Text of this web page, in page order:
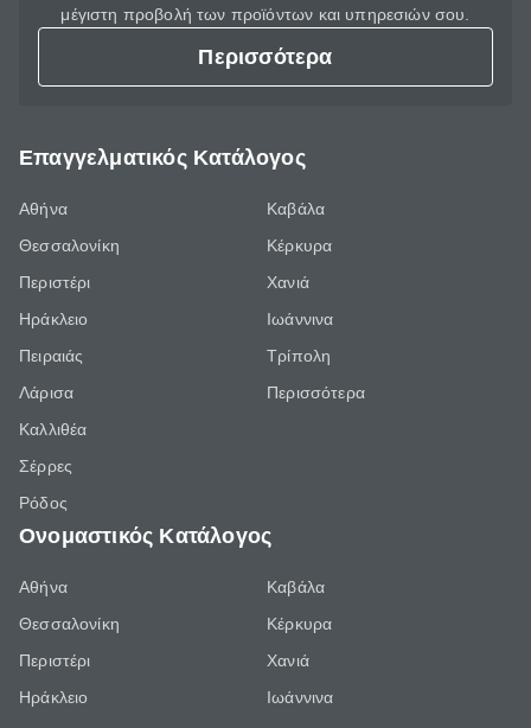
μέγιστη προβολή των προϊόντων και υπηρεσιών σου.
Περισσότερα
Επαγγελματικός Κατάλογος
Αθήνα
Θεσσαλονίκη
Περιστέρι
Ηράκλειο
Πειραιάς
Λάρισα
Καλλιθέα
Σέρρες
Ρόδος
Καβάλα
Κέρκυρα
Χανιά
Ιωάννινα
Τρίπολη
Περισσότερα
Ονομαστικός Κατάλογος
Αθήνα
Θεσσαλονίκη
Περιστέρι
Ηράκλειο
Καβάλα
Κέρκυρα
Χανιά
Ιωάννινα